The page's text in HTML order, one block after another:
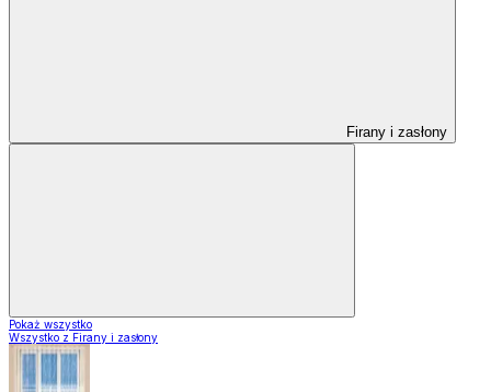
Firany i zasłony
Pokaż wszystko
Wszystko z Firany i zasłony